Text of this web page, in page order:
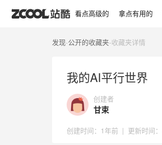
看点高级的 拿点有用的
发现-公开的收藏夹-收藏夹详情
我的AI平行世界
创建者
甘束
创建时间： 1年前 | 更新时间：
我的AI平行世界